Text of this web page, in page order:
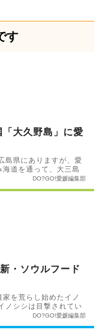
す
大久野島」に愛
島県にありますが、愛
道を通って、大三島
DO?GO!愛媛編集部
・ソウルフード
を荒らし始めたイノ
ノシシは目撃されてい
DO?GO!愛媛編集部